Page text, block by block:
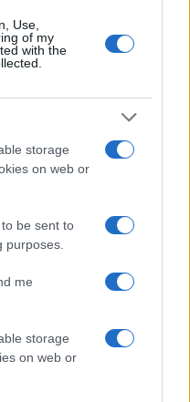
Use,
of my
with the
storage
on web or
be sent to
purposes.
me
storage
on web or
Črni na Koroškem se začenja
Gradec: Filmske
napete zgodbe in
kino